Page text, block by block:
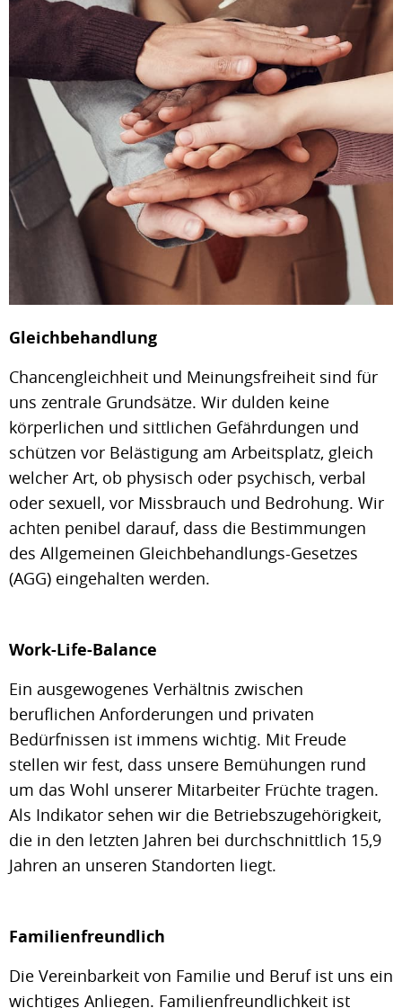
Gleichbehandlung
Chancengleichheit und Meinungsfreiheit sind für
uns zentrale Grundsätze. Wir dulden keine
körperlichen und sittlichen Gefährdungen und
schützen vor Belästigung am Arbeitsplatz, gleich
welcher Art, ob physisch oder psychisch, verbal
oder sexuell, vor Missbrauch und Bedrohung. Wir
achten penibel darauf, dass die Bestimmungen
des Allgemeinen Gleichbehandlungs-Gesetzes
(AGG) eingehalten werden.
Work-Life-Balance
Ein ausgewogenes Verhältnis zwischen
beruflichen Anforderungen und privaten
Bedürfnissen ist immens wichtig. Mit Freude
stellen wir fest, dass unsere Bemühungen rund
um das Wohl unserer Mitarbeiter Früchte tragen.
Als Indikator sehen wir die Betriebszugehörigkeit,
die in den letzten Jahren bei durchschnittlich 15,9
Jahren an unseren Standorten liegt.
Familienfreundlich
Die Vereinbarkeit von Familie und Beruf ist uns ein
wichtiges Anliegen. Familienfreundlichkeit ist